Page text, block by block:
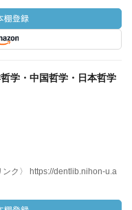
学・中国哲学・日本哲学
ンク〉 https://dentlib.nihon-u.a